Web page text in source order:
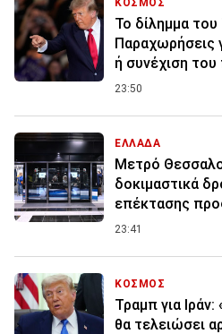
Το δίλημμα του
Παραχωρήσεις
ή συνέχιση
23:50
ΕΛΛΑΔΑ
Μετρό
δοκιμαστικά
επέκτασης
23:41
ΚΟΣΜΟΣ
Τραμπ για
θα τελειώσει